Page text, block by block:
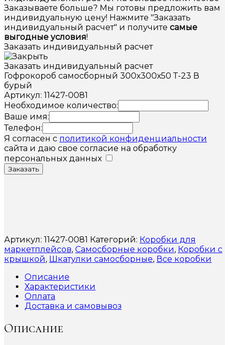
Заказываете больше? Мы готовы предложить вам
индивидуальную цену! Нажмите "Заказать
индивидуальный расчет" и получите самые
выгодные условия!
Заказать индивидуальный расчет
Заказать индивидуальный расчет
Гофрокороб самосборный 300х300х50 Т-23 В
бурый
Артикул: 11427-0081
Необходимое количество:
Ваше имя:
Телефон:
Я согласен с политикой конфиденциальности
сайта и даю свое согласие на обработку
персональных данных
Заказать
Артикул: 11427-0081 Категорий: Коробки для
маркетплейсов, Самосборные коробки, Коробки с
крышкой, Шкатулки самосборные, Все коробки
Описание
Характеристики
Оплата
Доставка и самовывоз
Описание